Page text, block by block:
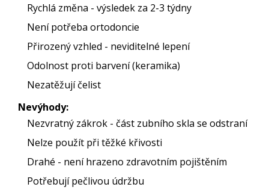
Rychlá změna - výsledek za 2-3 týdny
Není potřeba ortodoncie
Přirozený vzhled - neviditelné lepení
Odolnost proti barvení (keramika)
Nezatěžují čelist
Nevýhody:
Nezvratný zákrok - část zubního skla se odstraní
Nelze použít při těžké křivosti
Drahé - není hrazeno zdravotním pojištěním
Potřebují pečlivou údržbu